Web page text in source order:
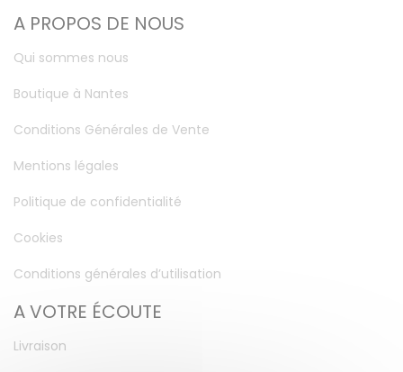
A PROPOS DE NOUS
Qui sommes nous
Boutique à Nantes
Conditions Générales de Vente
Mentions légales
Politique de confidentialité
Cookies
Conditions générales d’utilisation
A VOTRE ÉCOUTE
Livraison